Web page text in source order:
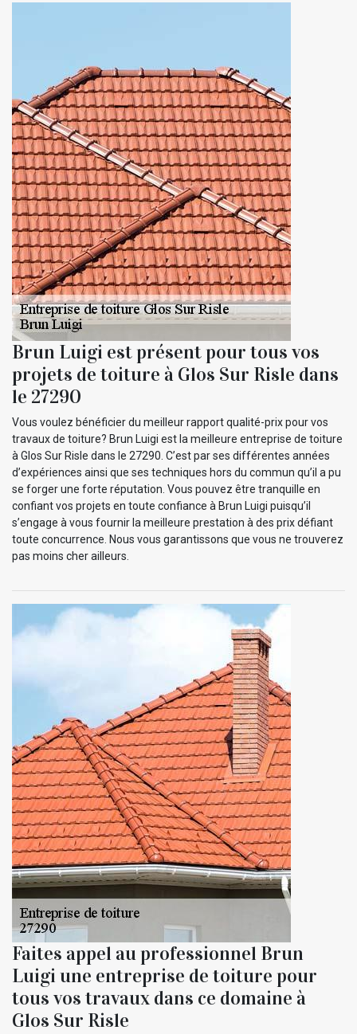
Brun Luigi est présent pour tous vos
projets de toiture à Glos Sur Risle dans
le 27290
Vous voulez bénéficier du meilleur rapport qualité-prix pour vos
travaux de toiture? Brun Luigi est la meilleure entreprise de toiture
à Glos Sur Risle dans le 27290. C’est par ses différentes années
d’expériences ainsi que ses techniques hors du commun qu’il a pu
se forger une forte réputation. Vous pouvez être tranquille en
confiant vos projets en toute confiance à Brun Luigi puisqu’il
s’engage à vous fournir la meilleure prestation à des prix défiant
toute concurrence. Nous vous garantissons que vous ne trouverez
pas moins cher ailleurs.
Faites appel au professionnel Brun
Luigi une entreprise de toiture pour
tous vos travaux dans ce domaine à
Glos Sur Risle